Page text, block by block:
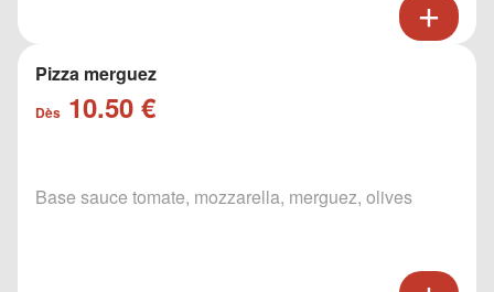
Pizza merguez
Dès 10.50 €
Base sauce tomate, mozzarella, merguez, olives